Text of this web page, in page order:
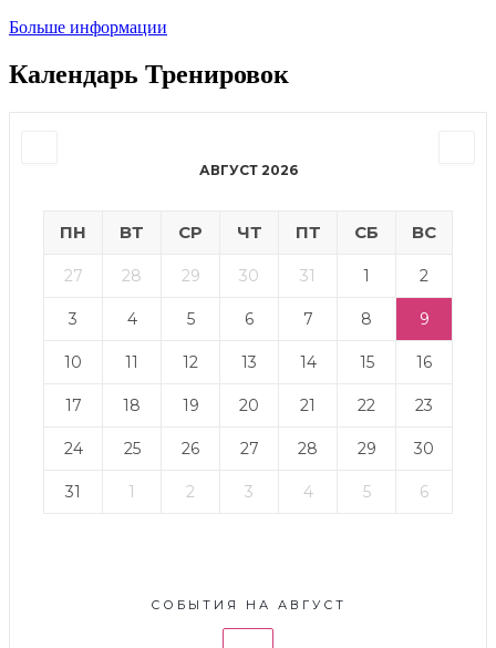
Больше информации
Календарь Тренировок
АВГУСТ 2026
ПН ВТ СР ЧТ ПТ СБ ВС
27 28 29 30 31 1 2
3 4 5 6 7 8 9
10 11 12 13 14 15 16
17 18 19 20 21 22 23
24 25 26 27 28 29 30
31 1 2 3 4 5 6
СОБЫТИЯ НА АВГУСТ